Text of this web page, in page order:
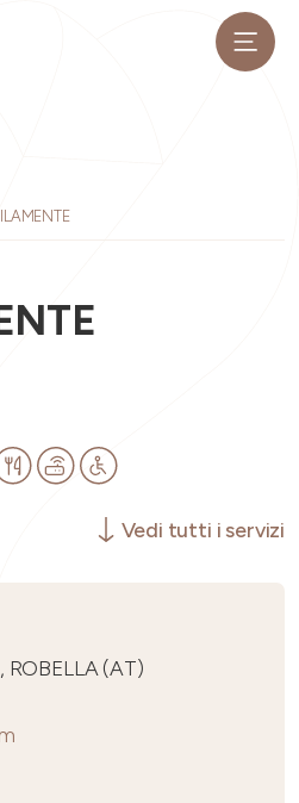
Vedi tutti i servizi
ROBELLA (AT)